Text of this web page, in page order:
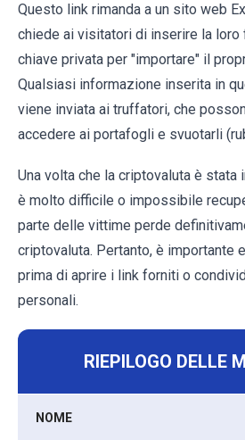
Questo link rimanda a un sito web
chiede ai visitatori di inserire la loro
chiave privata per "importare" il
Qualsiasi informazione inserita in
viene inviata ai truffatori, che
accedere ai portafogli e svuotarli
Una volta che la criptovaluta è stata
è molto difficile o impossibile
parte delle vittime perde
criptovaluta. Pertanto, è importante
prima di aprire i link forniti o
personali.
RIEPILOGO DELLE
NOME